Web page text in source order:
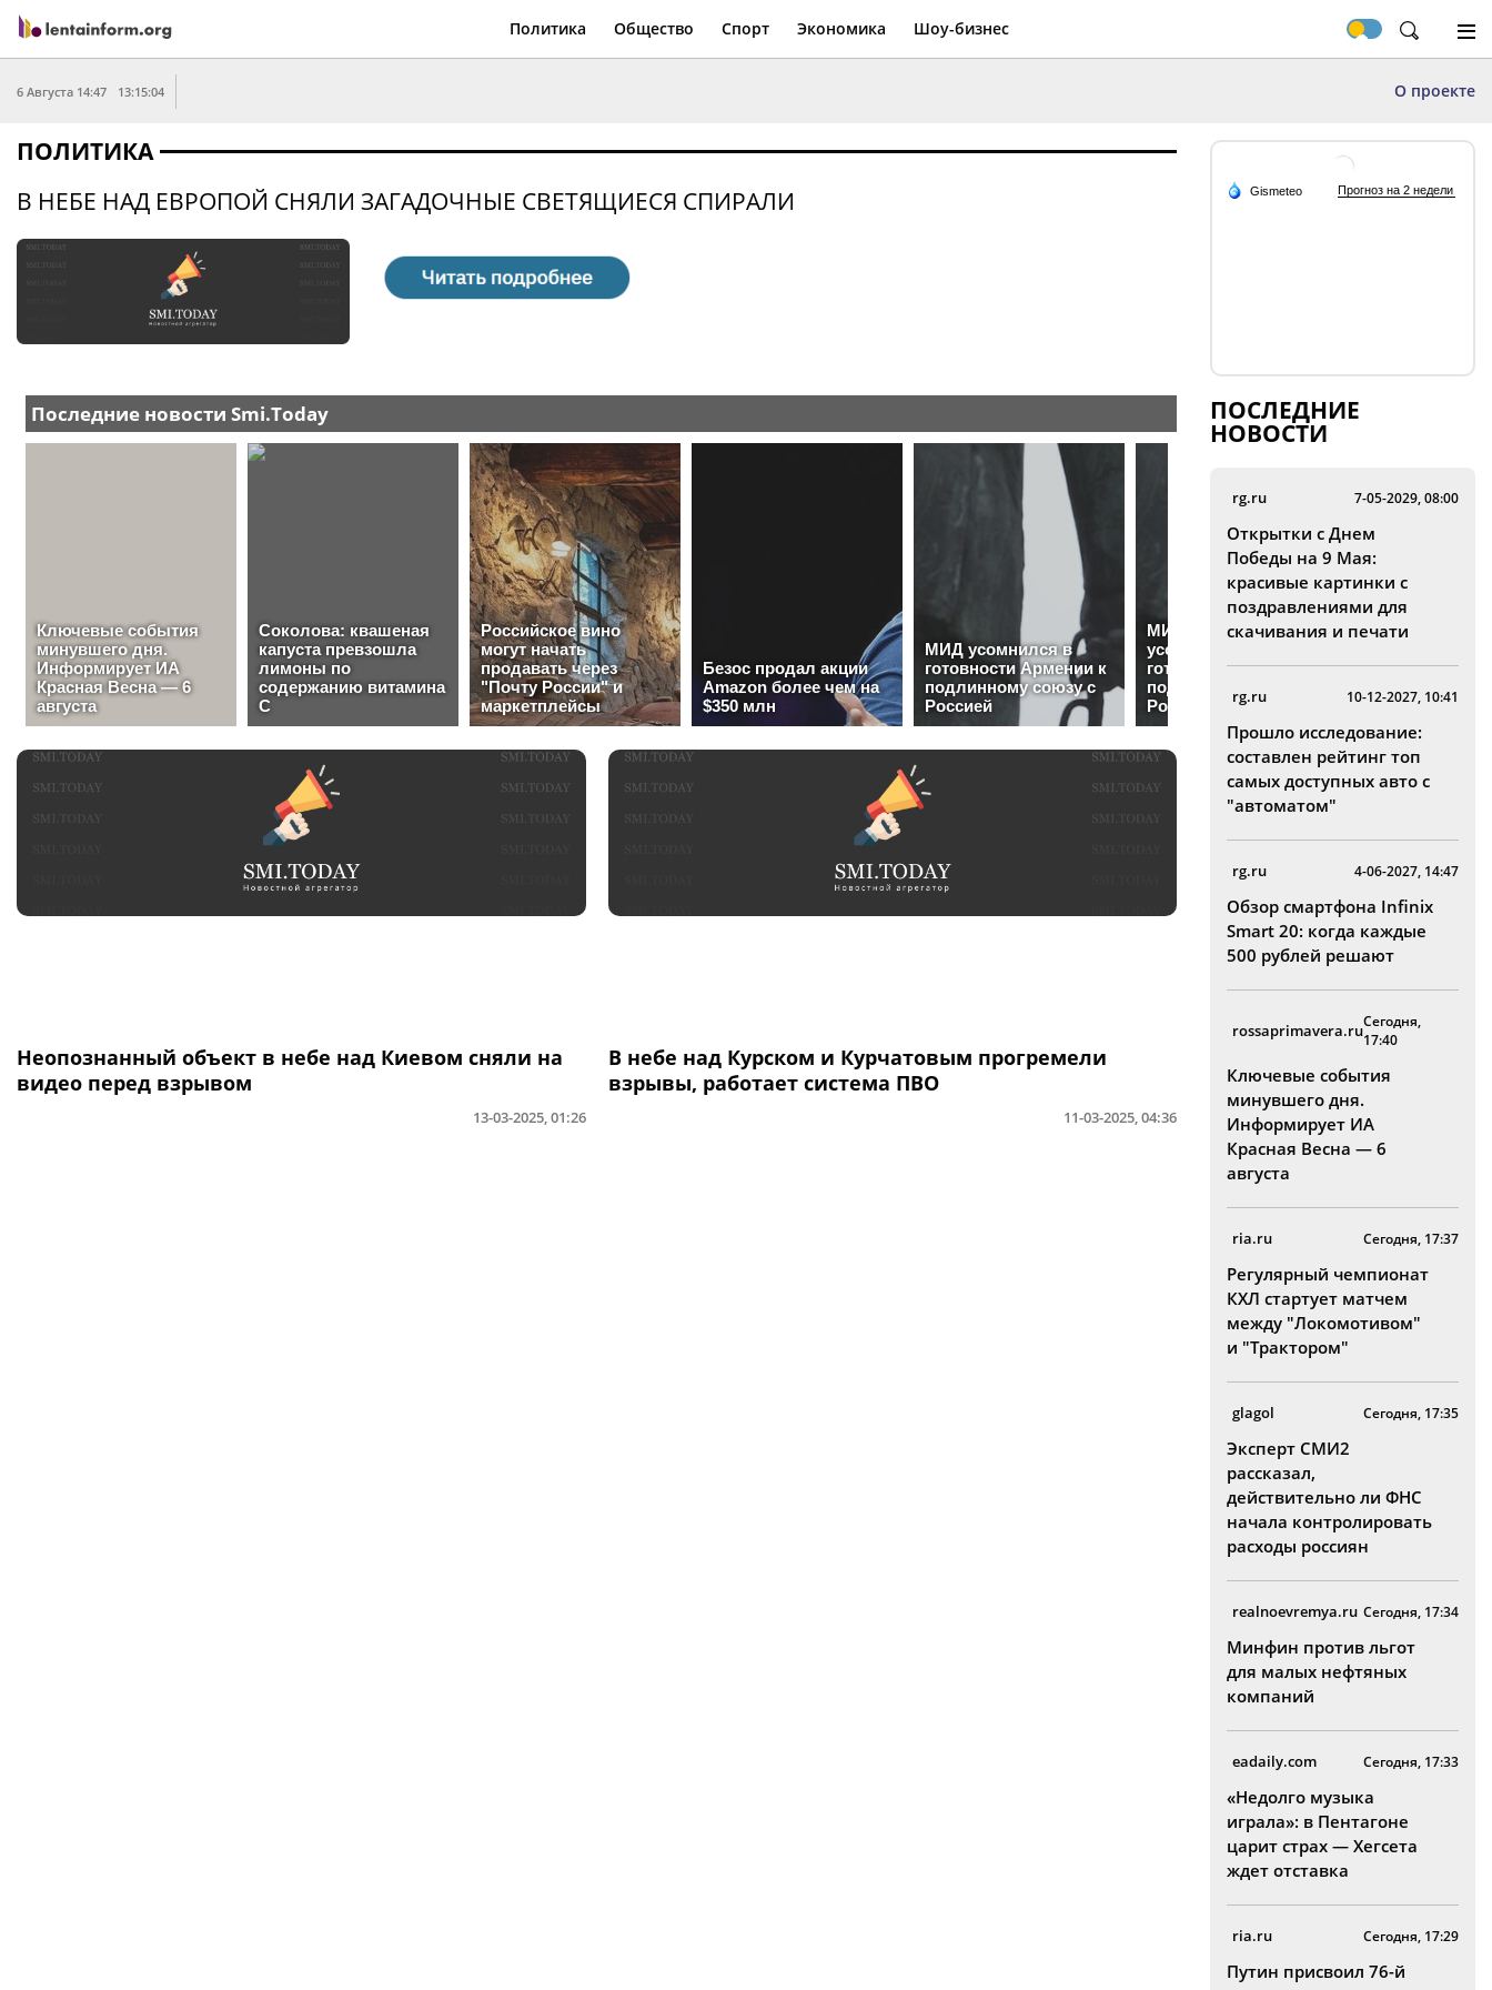
Политика Общество Спорт Экономика Шоу-бизнес
6 Августа 14:47 13:15:04 О проекте
ПОЛИТИКА
В НЕБЕ НАД ЕВРОПОЙ СНЯЛИ ЗАГАДОЧНЫЕ СВЕТЯЩИЕСЯ СПИРАЛИ
Неопознанный объект в небе над Киевом сняли на
видео перед взрывом
13-03-2025, 01:26
В небе над Курском и Курчатовым прогремели
взрывы, работает система ПВО
11-03-2025, 04:36
ПОСЛЕДНИЕ
НОВОСТИ
rg.ru 7-05-2029, 08:00
Открытки с Днем
Победы на 9 Мая:
красивые картинки с
поздравлениями для
скачивания и печати
rg.ru 10-12-2027, 10:41
Прошло исследование:
составлен рейтинг топ
самых доступных авто с
"автоматом"
rg.ru 4-06-2027, 14:47
Обзор смартфона Infinix
Smart 20: когда каждые
500 рублей решают
rossaprimavera.ruСегодня,
17:40
Ключевые события
минувшего дня.
Информирует ИА
Красная Весна — 6
августа
ria.ru Сегодня, 17:37
Регулярный чемпионат
КХЛ стартует матчем
между "Локомотивом"
и "Трактором"
glagol Сегодня, 17:35
Эксперт СМИ2
рассказал,
действительно ли ФНС
начала контролировать
расходы россиян
realnoevremya.ru Сегодня, 17:34
Минфин против льгот
для малых нефтяных
компаний
eadaily.com Сегодня, 17:33
«Недолго музыка
играла»: в Пентагоне
царит страх — Хегсета
ждет отставка
ria.ru Сегодня, 17:29
Путин присвоил 76-й